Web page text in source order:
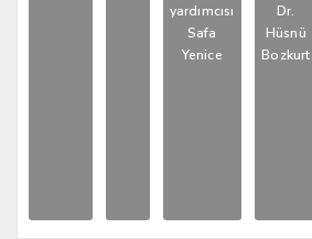
yardımcısı
Safa
Yenice
Dr.
Hüsnü
Bozkurt